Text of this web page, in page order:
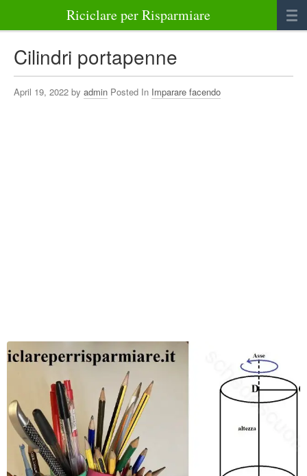
Riciclare per Risparmiare
Bellezza Benessere e Salute
Cilindri portapenne
April 19, 2022 by admin Posted In Imparare facendo